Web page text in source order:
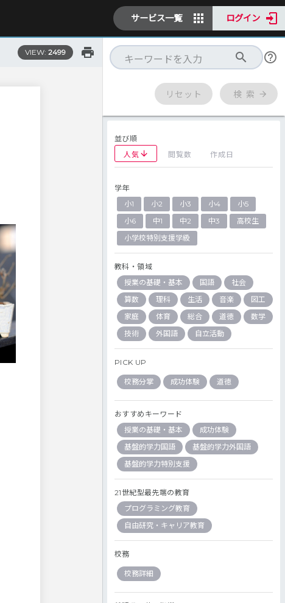
サービス一覧 ログイン
VIEW: 2499
リセット 検 索
並び順
人気
閲覧数 作成日
学年
小1
小2 小3 小4
小5
小6
中1 中2 中3
高校生
小学校特別支援学級
教科・領域
授業の基礎・基本
国語
社会
算数
理科 生活 音楽
図工
家庭
体育 総合 道徳
数学
技術
外国語 自立活動
PICK UP
校務分掌 成功体験 道徳
おすすめキーワード
授業の基礎・基本
成功体験
基盤的学力国語
基盤的学力外国語
基盤的学力特別支援
21世紀型最先端の教育
プログラミング教育
自由研究・キャリア教育
校務
校務詳細